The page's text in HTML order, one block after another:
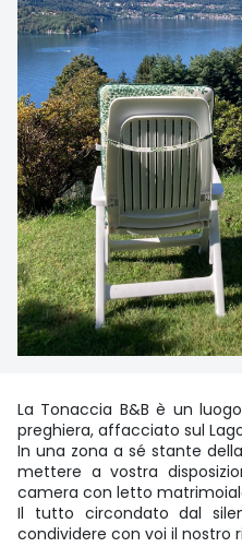
La Tonaccia B&B è un
preghiera, affacciato sul
In una zona a sé stante
mettere a vostra
camera con letto
Il tutto circondato dal
condividere con voi il nostro